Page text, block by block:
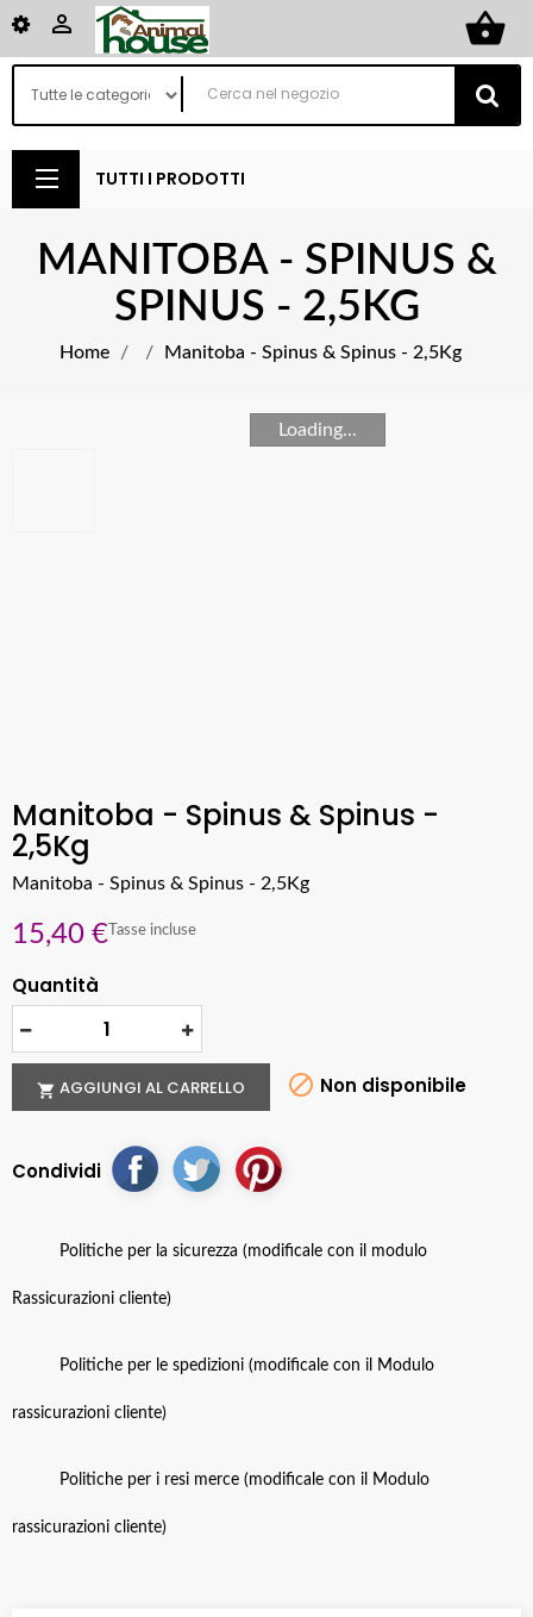
shopping_basket

TUTTI I PRODOTTI
MANITOBA - SPINUS &
SPINUS - 2,5KG
Home Manitoba - Spinus & Spinus - 2,5Kg
Loading...
Manitoba - Spinus & Spinus -
2,5Kg
Manitoba - Spinus & Spinus - 2,5Kg
15,40 € Tasse incluse
Quantità
 AGGIUNGI AL CARRELLO  Non disponibile
Condividi
Politiche per la sicurezza (modificale con il modulo
Rassicurazioni cliente)
Politiche per le spedizioni (modificale con il Modulo
rassicurazioni cliente)
Politiche per i resi merce (modificale con il Modulo
rassicurazioni cliente)